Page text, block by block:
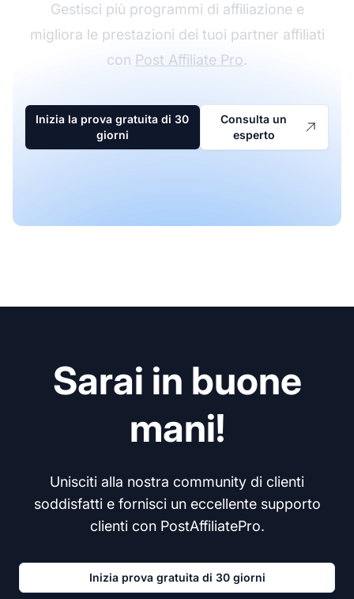
Gestisci più programmi di affiliazione e
migliora le prestazioni dei tuoi partner affiliati
con Post Affiliate Pro.
Inizia la prova gratuita di 30
giorni
Consulta un
esperto
Sarai in buone
mani!
Unisciti alla nostra community di clienti
soddisfatti e fornisci un eccellente supporto
clienti con PostAffiliatePro.
Inizia prova gratuita di 30 giorni